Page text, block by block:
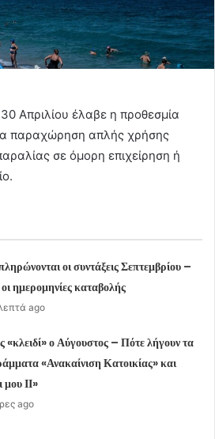
Απριλίου έλαβε η προθεσμία
παραχώρηση απλής χρήσης
σε όμορη επιχείρηση ή
οι συντάξεις Σεπτεμβρίου –
ημερομηνίες καταβολής
ago
«κλειδί» ο Αύγουστος – Πότε λήγουν τα
«Ανακαίνιση Κατοικίας» και
μου ΙΙ»
ago